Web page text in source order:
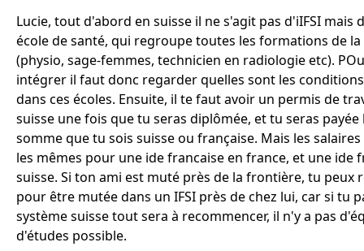
Lucie, tout d'abord en suisse il ne s'agit pas d'iIFSI mais
école de santé, qui regroupe toutes les formations de la
(physio, sage-femmes, technicien en radiologie etc).
intégrer il faut donc regarder quelles sont les
dans ces écoles. Ensuite, il te faut avoir un permis de
suisse une fois que tu seras diplômée, et tu seras payée
somme que tu sois suisse ou française. Mais les
les mêmes pour une ide francaise en france, et une ide
suisse. Si ton ami est muté près de la frontière, tu peux
pour être mutée dans un IFSI près de chez lui, car si tu
système suisse tout sera à recommencer, il n'y a pas
d'études possible.